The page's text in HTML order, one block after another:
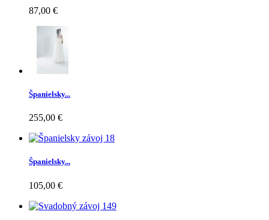
87,00 €
Španielsky...
255,00 €
Španielsky...
105,00 €